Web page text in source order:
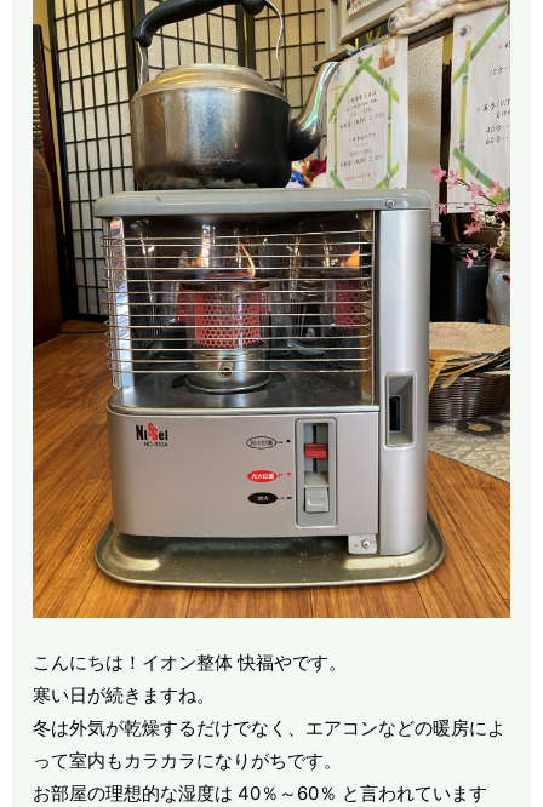
こんにちは！イオン整体 快福やです。
寒い日が続きますね。
冬は外気が乾燥するだけでなく、エアコンなどの暖房によ
って室内もカラカラになりがちです。
お部屋の理想的な湿度は 40％～60％ と言われています